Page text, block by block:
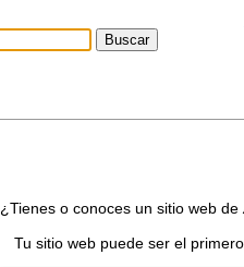
¿Tienes o conoces un sitio web de
Tu sitio web puede ser el